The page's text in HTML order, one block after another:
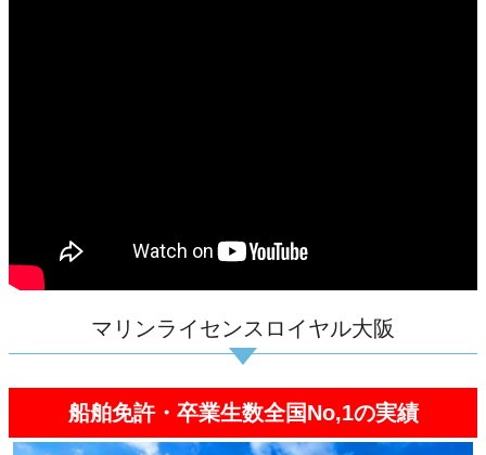
マリンライセンスロイヤル大阪
船舶免許・卒業生数全国No,1の実績